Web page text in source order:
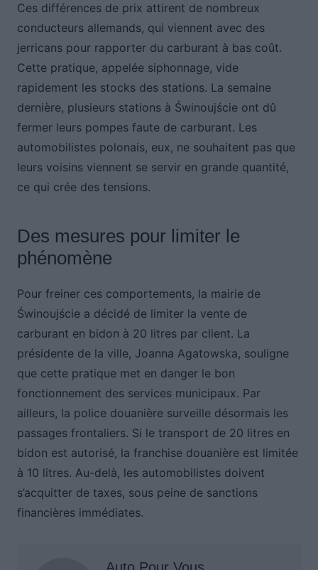
Ces différences de prix attirent de nombreux
conducteurs allemands, qui viennent avec des
jerricans pour rapporter du carburant à bas coût.
Cette pratique, appelée siphonnage, vide
rapidement les stocks des stations. La semaine
dernière, plusieurs stations à Świnoujście ont dû
fermer leurs pompes faute de carburant. Les
automobilistes polonais, eux, ne souhaitent pas que
leurs voisins viennent se servir en grande quantité,
ce qui crée des tensions.
Des mesures pour limiter le
phénomène
Pour freiner ces comportements, la mairie de
Świnoujście a décidé de limiter la vente de
carburant en bidon à 20 litres par client. La
présidente de la ville, Joanna Agatowska, souligne
que cette pratique met en danger le bon
fonctionnement des services municipaux. Par
ailleurs, la police douanière surveille désormais les
passages frontaliers. Si le transport de 20 litres en
bidon est autorisé, la franchise douanière est limitée
à 10 litres. Au-delà, les automobilistes doivent
s’acquitter de taxes, sous peine de sanctions
financières immédiates.